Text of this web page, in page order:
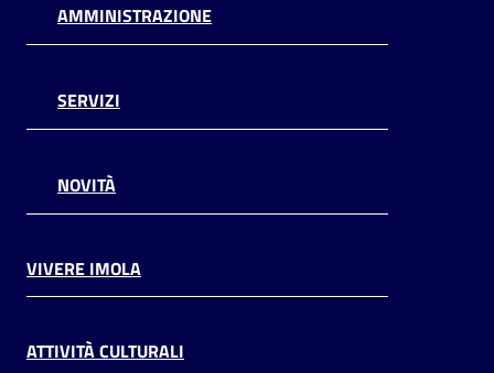
AMMINISTRAZIONE
SERVIZI
NOVITÀ
VIVERE IMOLA
ATTIVITÀ CULTURALI